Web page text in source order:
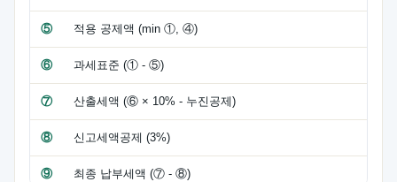
⑤ 적용 공제액 (min ①, ④)
⑥ 과세표준 (① - ⑤)
⑦ 산출세액 (⑥ × 10% - 누진공제)
⑧ 신고세액공제 (3%)
⑨ 최종 납부세액 (⑦ - ⑧)